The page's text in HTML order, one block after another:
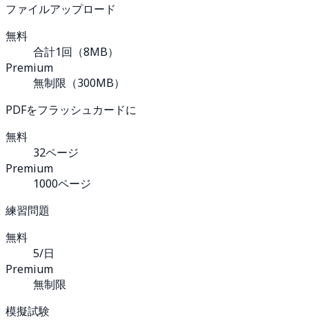
ファイルアップロード
無料
合計1回（8MB）
Premium
無制限（300MB）
PDFをフラッシュカードに
無料
32ページ
Premium
1000ページ
練習問題
無料
5/日
Premium
無制限
模擬試験